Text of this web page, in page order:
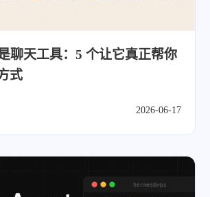
聊天工具：5 个让它真正帮你
式
2026-06-17